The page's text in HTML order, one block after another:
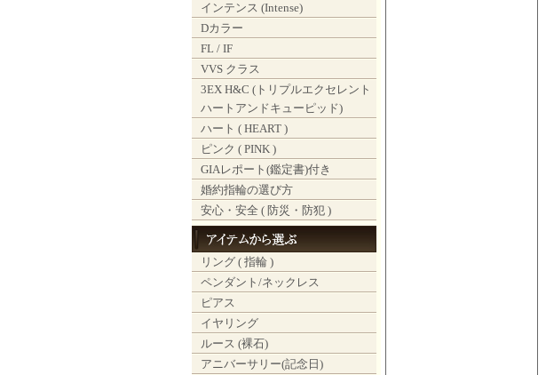
インテンス (Intense)
Dカラー
FL / IF
VVS クラス
3EX H&C (トリプルエクセレント
ハートアンドキューピッド)
ハート ( HEART )
ピンク ( PINK )
GIAレポート(鑑定書)付き
婚約指輪の選び方
安心・安全 ( 防災・防犯 )
リング ( 指輪 )
ペンダント/ネックレス
ピアス
イヤリング
ルース (裸石)
アニバーサリー(記念日)